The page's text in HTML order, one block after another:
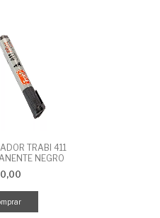
TRABI 411
NEGRO